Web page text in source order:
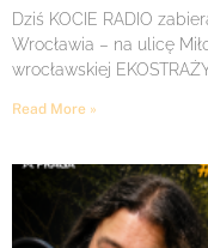
Dziś KOCIE RADIO
Wrocławia – na ulicę
wrocławskiej
Read More »